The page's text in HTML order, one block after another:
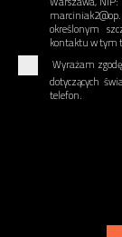
określonym
kontaktu w tym
Wyrażam
dotyczących
telefon.